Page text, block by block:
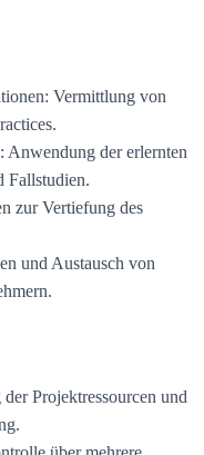
Vermittlung von
Anwendung der erlernten
Fallstudien.
zur Vertiefung des
und Austausch von
Projektressourcen und